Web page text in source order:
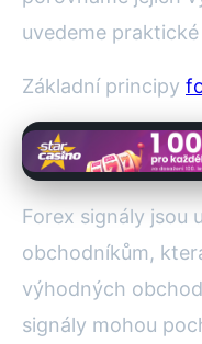
uvedeme
Základní principy
Forex signály jsou
obchodníkům,
výhodných
signály mohou